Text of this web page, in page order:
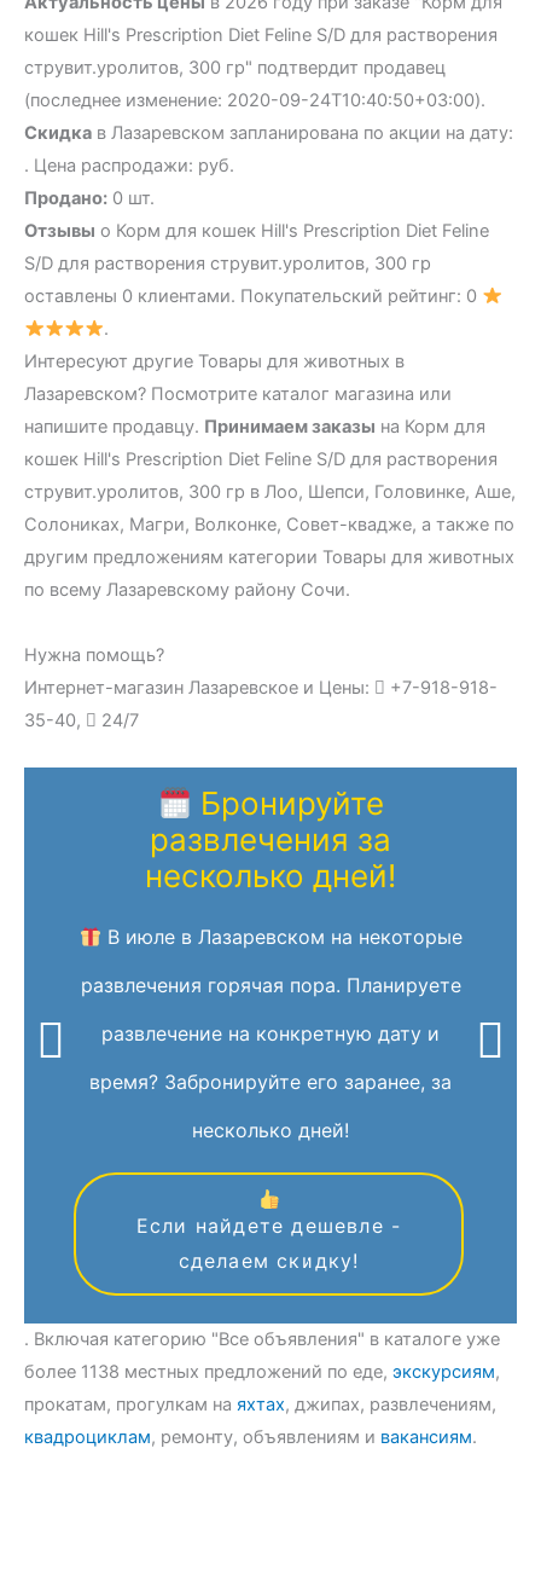
кошек Hill's Prescription Diet Feline S/D для растворения
струвит.уролитов, 300 гр" подтвердит продавец
(последнее изменение: 2020-09-24T10:40:50+03:00).
Скидка в Лазаревском запланирована по акции на дату:
. Цена распродажи: руб.
Продано: 0 шт.
Отзывы о Корм для кошек Hill's Prescription Diet Feline
S/D для растворения струвит.уролитов, 300 гр
оставлены 0 клиентами. Покупательский рейтинг: 0
.
Интересуют другие Товары для животных в
Лазаревском? Посмотрите каталог магазина или
напишите продавцу. Принимаем заказы на Корм для
кошек Hill's Prescription Diet Feline S/D для растворения
струвит.уролитов, 300 гр в Лоо, Шепси, Головинке, Аше,
Солониках, Магри, Волконке, Совет-квадже, а также по
другим предложениям категории Товары для животных
по всему Лазаревскому району Сочи.
Нужна помощь?
Интернет-магазин Лазаревское и Цены:
+7-918-918-
35-40,
24/7
Бронируйте
развлечения за
несколько дней!
В июле в Лазаревском на некоторые
развлечения горячая пора. Планируете
развлечение на конкретную дату и
время? Забронируйте его заранее, за
несколько дней!
Если найдете дешевле -
сделаем скидку!
. Включая категорию "Все объявления" в каталоге уже
более 1138 местных предложений по еде, экскурсиям,
прокатам, прогулкам на яхтах, джипах, развлечениям,
квадроциклам, ремонту, объявлениям и вакансиям.